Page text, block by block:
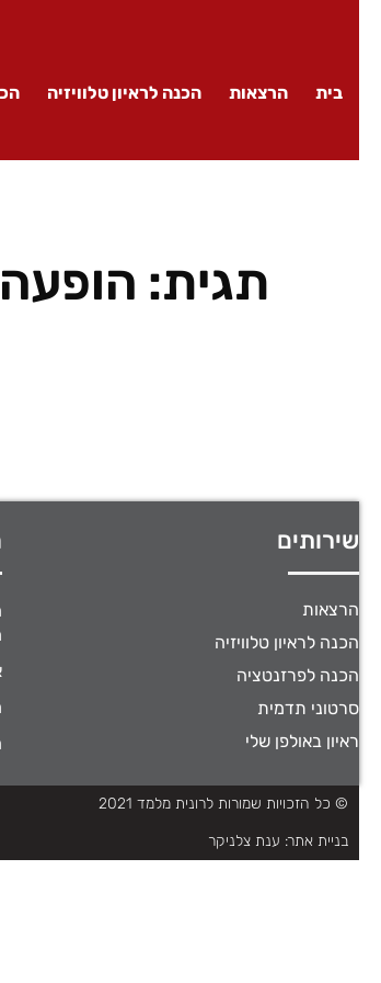
בית הרצאות הכנה לראיון טלוויזיה
תגית:
שירותים
הרצאות
הכנה לראיון טלוויזיה
הכנה לפרזנטציה
סרטוני תדמית
ראיון באולפן שלי
© כל הזכויות שמורות לרונית מלמד 2021
בניית אתר: ענת צלניקר